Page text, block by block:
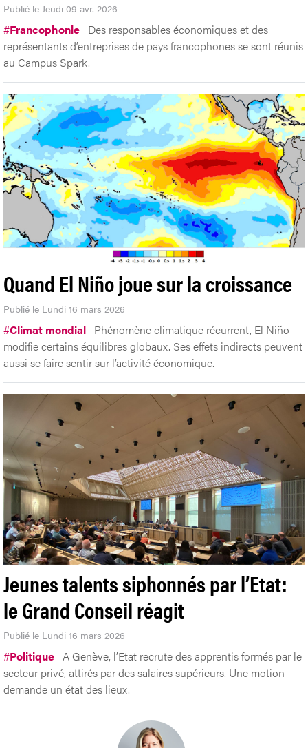
Publié le Jeudi 09 avr. 2026
#Francophonie Des responsables économiques et des
représentants d’entreprises de pays francophones se sont réunis
au Campus Spark.
Quand El Niño joue sur la croissance
Publié le Lundi 16 mars 2026
#Climat mondial Phénomène climatique récurrent, El Niño
modifie certains équilibres globaux. Ses effets indirects peuvent
aussi se faire sentir sur l’activité économique.
Jeunes talents siphonnés par l’Etat:
le Grand Conseil réagit
Publié le Lundi 16 mars 2026
#Politique A Genève, l’Etat recrute des apprentis formés par le
secteur privé, attirés par des salaires supérieurs. Une motion
demande un état des lieux.